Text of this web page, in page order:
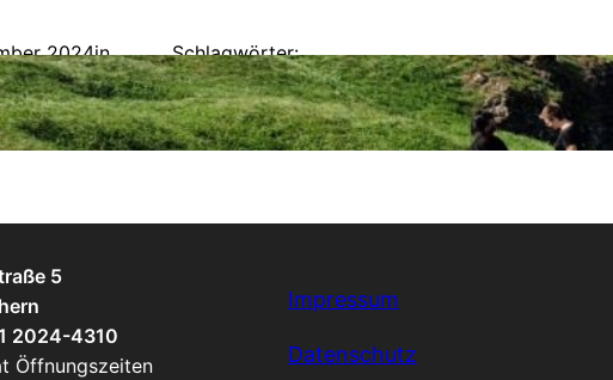
2024in Schlagwörter:
Exkursion, SGGG, Verdun
5
2024-4310
Öffnungszeiten
Impressum
Datenschutz